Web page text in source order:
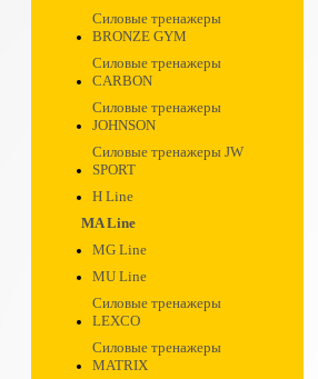
Силовые тренажеры
BRONZE GYM
Силовые тренажеры
CARBON
Силовые тренажеры
JOHNSON
Силовые тренажеры JW
SPORT
H Line
MA Line
MG Line
MU Line
Силовые тренажеры
LEXCO
Силовые тренажеры
MATRIX